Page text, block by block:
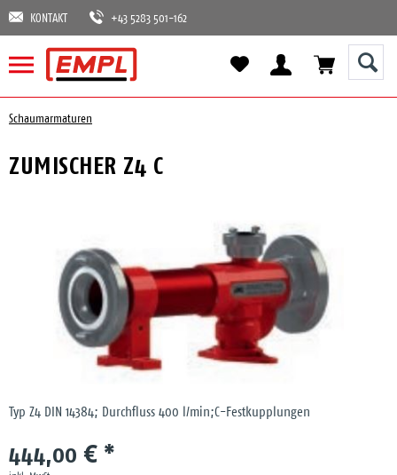
KONTAKT +43 5283 501-162
Schaumarmaturen
ZUMISCHER Z4 C
Typ Z4 DIN 14384; Durchfluss 400 l/min;C-Festkupplungen
444,00 € *